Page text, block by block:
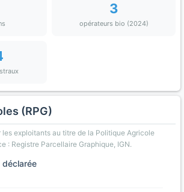
3
opérateurs bio (2024)
(RPG)
exploitants au titre de la Politique Agricole
: Registre Parcellaire Graphique, IGN.
déclarée